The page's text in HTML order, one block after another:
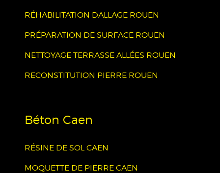
RÉHABILITATION DALLAGE ROUEN
PRÉPARATION DE SURFACE ROUEN
NETTOYAGE TERRASSE ALLÉES ROUEN
RECONSTITUTION PIERRE ROUEN
Béton Caen
RÉSINE DE SOL CAEN
MOQUETTE DE PIERRE CAEN